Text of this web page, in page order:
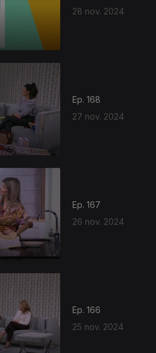
28 nov. 2024
Ep. 168
27 nov. 2024
Ep. 167
26 nov. 2024
Ep. 166
25 nov. 2024